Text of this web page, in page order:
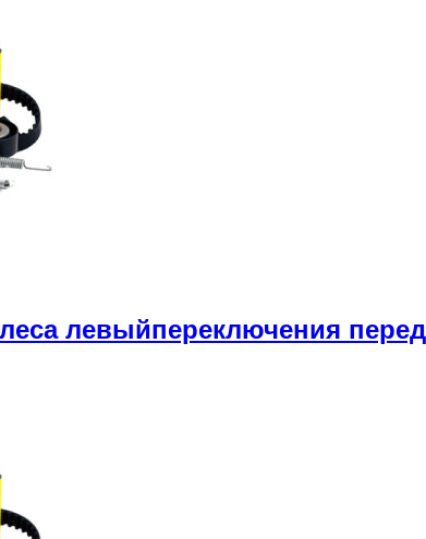
левыйпереключения